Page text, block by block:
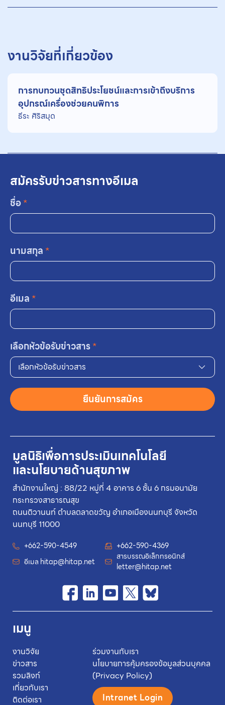
งานวิจัยที่เกี่ยวข้อง
การทบทวนชุดสิทธิประโยชน์และการเข้าถึงบริการ
อุปกรณ์เครื่องช่วยคนพิการ
ธีระ ศิริสมุด
มูลนิธิเพื่อการประเมินเทคโนโลยี
และนโยบายด้านสุขภาพ
สำนักงานใหญ่ : 88/22 หมู่ที่ 4 อาคาร 6 ชั้น 6 กรมอนามัย
กระทรวงสาธารณสุข
ถนนติวานนท์ ตำบลตลาดขวัญ อำเภอเมืองนนทบุรี จังหวัด
นนทบุรี 11000
+662-590-4549
+662-590-4369
อีเมล hitap@hitap.net
สารบรรณอิเล็กทรอนิกส์
letter@hitap.net
เมนู
งานวิจัย
ข่าวสาร
รวมลิงก์
เกี่ยวกับเรา
ติดต่อเรา
ร่วมงานกับเรา
นโยบายการคุ้มครองข้อมูลส่วนบุคคล
(Privacy Policy)
Intranet Login
สมัครรับข่าวสารทางอีเมล
ชื่อ*
นามสกุล *
อีเมล *
เลือกหัวข้อรับข่าวสาร*
เลือกหัวข้อรับข่าวสาร
ยืนยันการสมัคร